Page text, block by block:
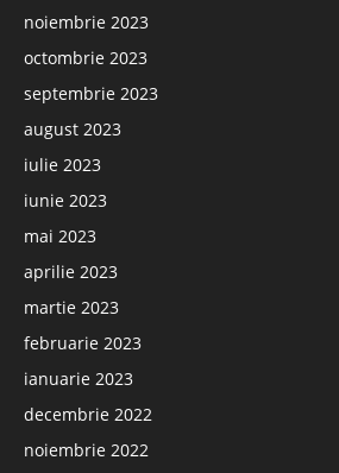
noiembrie 2023
octombrie 2023
septembrie 2023
august 2023
iulie 2023
iunie 2023
mai 2023
aprilie 2023
martie 2023
februarie 2023
ianuarie 2023
decembrie 2022
noiembrie 2022